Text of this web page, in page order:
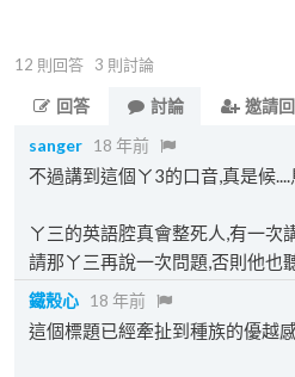
12 則回答 3 則討論
回答
討論 邀請
sanger 18 年前
不過講到這個ㄚ3的口音,真是候....
ㄚ三的英語腔真會整死人,有一次
請那ㄚ三再說一次問題,否則他也
鐵殼心 18 年前
這個標題已經牽扯到種族的優越